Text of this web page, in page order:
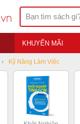
KHUYẾN MÃI
Kỹ Năng Làm Việc